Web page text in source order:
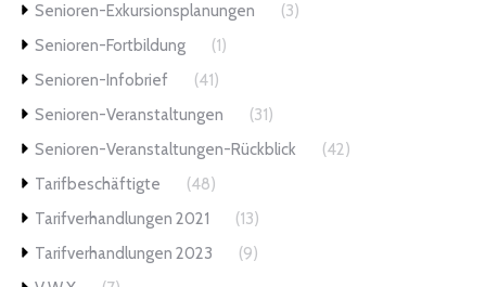
Senioren-Exkursionsplanungen
(3)
Senioren-Fortbildung
(1)
Senioren-Infobrief
(41)
Senioren-Veranstaltungen
(31)
Senioren-Veranstaltungen-Rückblick
(42)
Tarifbeschäftigte
(48)
Tarifverhandlungen 2021
(13)
Tarifverhandlungen 2023
(9)